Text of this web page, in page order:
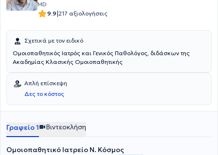
MD
9.9|217 αξιολογήσεις
Σχετικά με τον ειδικό
Ομοιοπαθητικός Ιατρός και Γενικός Παθολόγος, διδάσκων της
Ακαδημίας Κλασικής Ομοιοπαθητικής
Απλή επίσκεψη
Δες το κόστος
Γραφείο 1 Βιντεοκλήση
Ομοιοπαθητικό Ιατρείο Ν. Κόσμος